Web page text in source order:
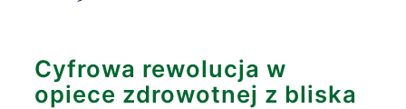
Cyfrowa rewolucja w
opiece zdrowotnej z bliska